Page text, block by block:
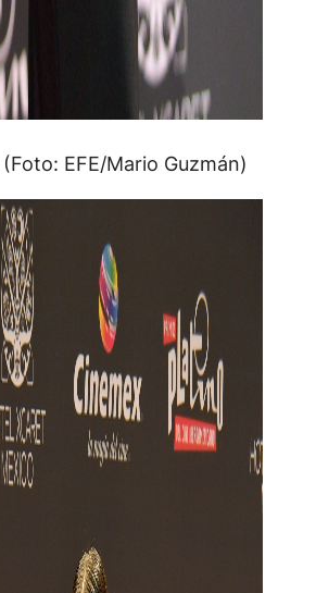
EFE/Mario Guzmán)